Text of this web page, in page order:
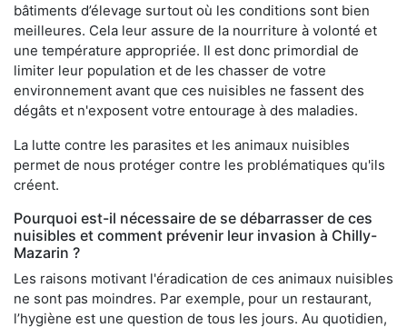
bâtiments d’élevage surtout où les conditions sont bien
meilleures. Cela leur assure de la nourriture à volonté et
une température appropriée. Il est donc primordial de
limiter leur population et de les chasser de votre
environnement avant que ces nuisibles ne fassent des
dégâts et n'exposent votre entourage à des maladies.
La lutte contre les parasites et les animaux nuisibles
permet de nous protéger contre les problématiques qu'ils
créent.
Pourquoi est-il nécessaire de se débarrasser de ces
nuisibles et comment prévenir leur invasion à Chilly-
Mazarin ?
Les raisons motivant l'éradication de ces animaux nuisibles
ne sont pas moindres. Par exemple, pour un restaurant,
l’hygiène est une question de tous les jours. Au quotidien,